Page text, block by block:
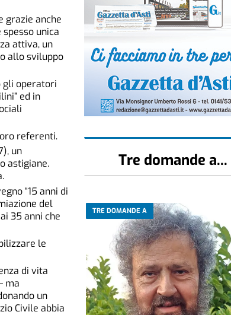
grazie anche
unica
attiva, un
allo sviluppo
gli operatori
ed in
referenti.
un
astigiane.
“15 anni di
del
35 anni che
le
di vita
ma
un
Civile abbia
Tre domande a...
TRE DOMANDE A